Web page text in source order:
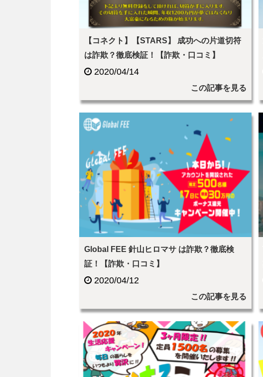
【コネクト】【STARS】 成功への片道切符
は詐欺？徹底検証！【詐欺・口コミ】
2020/04/14
この記事を見る
Global FEE 針山ヒロマサ は詐欺？徹底検
証！【詐欺・口コミ】
2020/04/12
この記事を見る